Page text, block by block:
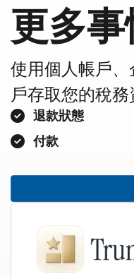
更多
使用個人帳戶
戶存取您的稅務
退款狀態
付款